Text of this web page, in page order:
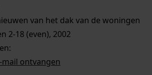
van het dak van de woningen
2-18 (even), 2002
ontvangen